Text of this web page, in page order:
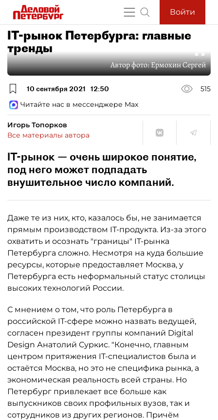
Войти
IT-рынок Петербурга: главные
тренды
Автор фото:Ермохин Сергей
10 сентября 2021 12:50
515
Читайте нас в мессенджере Max
Игорь Топорков
Все материалы автора
IT-рынок — очень широкое понятие,
под него может подпадать
внушительное число компаний.
Даже те из них, кто, казалось бы, не занимается
прямым производством IT-продукта. Из-за этого
охватить и осознать "границы" IT-рынка
Петербурга сложно. Несмотря на куда большие
ресурсы, которые предоставляет Москва, у
Петербурга есть неформальный статус столицы
высоких технологий России.
С мнением о том, что роль Петербурга в
российской IT-сфере можно назвать ведущей,
согласен президент группы компаний Digital
Design Анатолий Суркис. "Конечно, главным
центром притяжения IT-специалистов была и
остаётся Москва, но это не специфика рынка, а
экономическая реальность всей страны. Но
Петербург привлекает все больше как
выпускников своих профильных вузов, так и
сотрудников из других регионов. Причём